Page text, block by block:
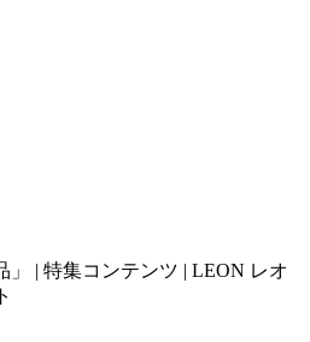
」 | 特集コンテンツ | LEON レオ